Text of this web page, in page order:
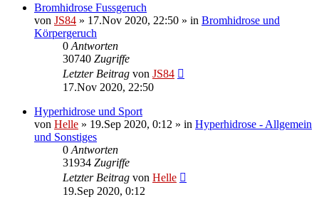
Bromhidrose Fussgeruch
von JS84 » 17.Nov 2020, 22:50 » in Bromhidrose und
Körpergeruch
0 Antworten
30740 Zugriffe
Letzter Beitrag von JS84
17.Nov 2020, 22:50
Hyperhidrose und Sport
von Helle » 19.Sep 2020, 0:12 » in Hyperhidrose - Allgemein
und Sonstiges
0 Antworten
31934 Zugriffe
Letzter Beitrag von Helle
19.Sep 2020, 0:12